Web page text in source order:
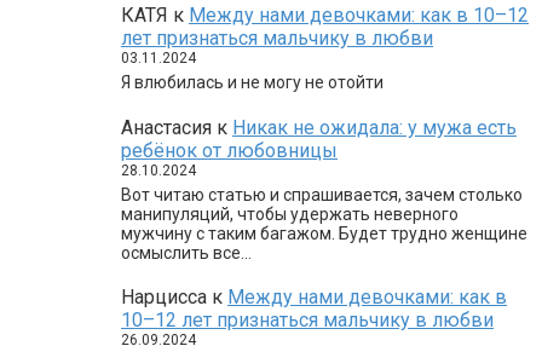
КАТЯ к Между нами девочками: как в 10–12
лет признаться мальчику в любви
03.11.2024
Я влюбилась и не могу не отойти
Анастасия к Никак не ожидала: у мужа есть
ребёнок от любовницы
28.10.2024
Вот читаю статью и спрашивается, зачем столько
манипуляций, чтобы удержать неверного
мужчину с таким багажом. Будет трудно женщине
осмыслить все…
Нарцисса к Между нами девочками: как в
10–12 лет признаться мальчику в любви
26.09.2024